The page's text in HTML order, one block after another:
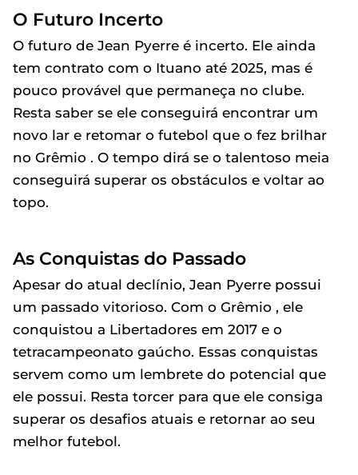
O Futuro Incerto
O futuro de Jean Pyerre é incerto. Ele ainda
tem contrato com o Ituano até 2025, mas é
pouco provável que permaneça no clube.
Resta saber se ele conseguirá encontrar um
novo lar e retomar o futebol que o fez brilhar
no Grêmio . O tempo dirá se o talentoso meia
conseguirá superar os obstáculos e voltar ao
topo.
As Conquistas do Passado
Apesar do atual declínio, Jean Pyerre possui
um passado vitorioso. Com o Grêmio , ele
conquistou a Libertadores em 2017 e o
tetracampeonato gaúcho. Essas conquistas
servem como um lembrete do potencial que
ele possui. Resta torcer para que ele consiga
superar os desafios atuais e retornar ao seu
melhor futebol.